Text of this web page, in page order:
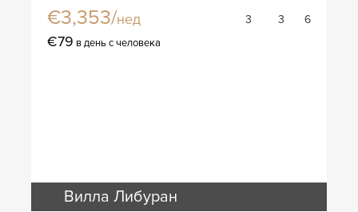
€3,353/нед 3 3 6
€79 в день с человека
Вилла Либуран